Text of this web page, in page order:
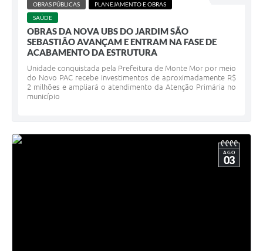
OBRAS PÚBLICAS
PLANEJAMENTO E OBRAS
SAÚDE
OBRAS DA NOVA UBS DO JARDIM SÃO
SEBASTIÃO AVANÇAM E ENTRAM NA FASE DE
ACABAMENTO DA ESTRUTURA
Unidade conquistada pela Prefeitura de Monte Mor por meio
do Novo PAC recebe investimentos de aproximadamente R$
2 milhões e ampliará o atendimento da Atenção Primária no
município
AGO
03